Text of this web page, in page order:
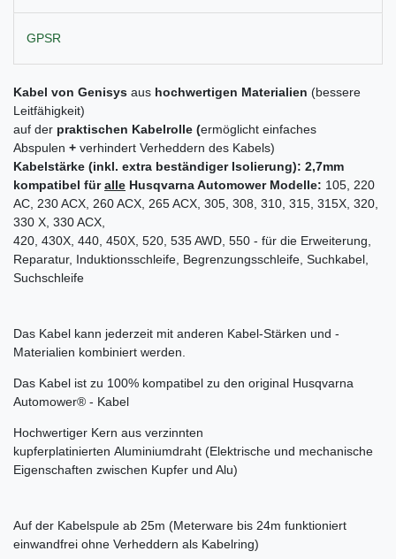
GPSR
Kabel von Genisys aus hochwertigen Materialien (bessere
Leitfähigkeit)
auf der praktischen Kabelrolle (ermöglicht einfaches
Abspulen + verhindert Verheddern des Kabels)
Kabelstärke (inkl. extra beständiger Isolierung): 2,7mm
kompatibel füralle Husqvarna Automower Modelle: 105, 220
AC, 230 ACX, 260 ACX, 265 ACX, 305, 308, 310, 315, 315X, 320,
330 X, 330 ACX,
420, 430X, 440, 450X, 520, 535 AWD, 550 - für die Erweiterung,
Reparatur, Induktionsschleife, Begrenzungsschleife, Suchkabel,
Suchschleife
Das Kabel kann jederzeit mit anderen Kabel-Stärken und -
Materialien kombiniert werden.
Das Kabel ist zu 100% kompatibel zu den original Husqvarna
Automower® - Kabel
Hochwertiger Kern aus verzinnten
kupferplatinierten Aluminiumdraht (Elektrische und mechanische
Eigenschaften zwischen Kupfer und Alu)
Auf der Kabelspule ab 25m (Meterware bis 24m funktioniert
einwandfrei ohne Verheddern als Kabelring)